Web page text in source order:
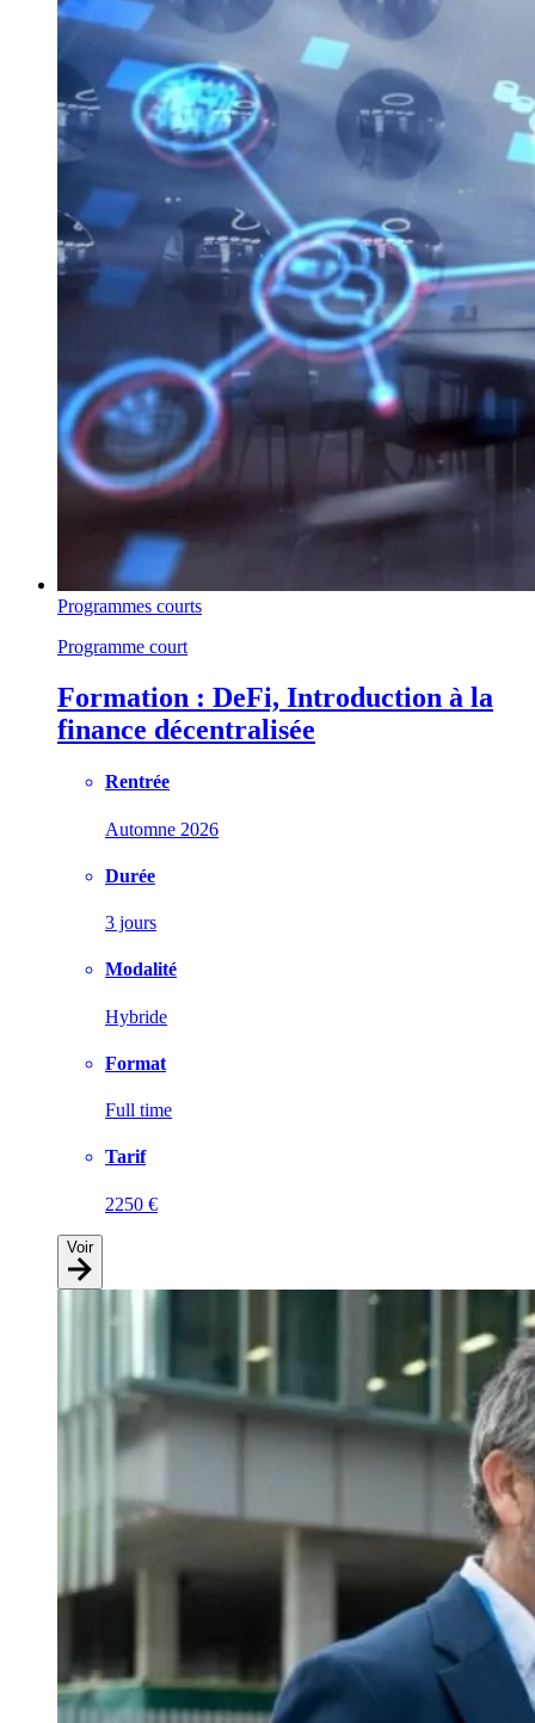
Programmes courts
Programme court
Formation : DeFi, Introduction à la
finance décentralisée
Rentrée
Automne 2026
Durée
3 jours
Modalité
Hybride
Format
Full time
Tarif
2250 €
Voir